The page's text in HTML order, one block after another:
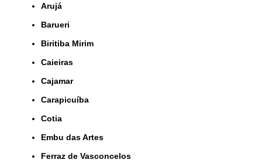
Arujá
Barueri
Biritiba Mirim
Caieiras
Cajamar
Carapicuíba
Cotia
Embu das Artes
Ferraz de Vasconcelos